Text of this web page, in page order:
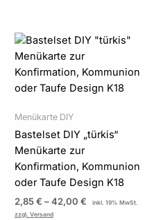
Menükarte DIY
Bastelset DIY „türkis“
Menükarte zur
Konfirmation, Kommunion
oder Taufe Design K18
2,85€ –42,00 €
Preisspanne:
42,00 €
inkl. 19% MwSt.
zzgl. Versand